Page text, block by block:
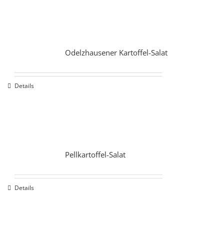
Odelzhausener Kartoffel-Salat
Details
Pellkartoffel-Salat
Details